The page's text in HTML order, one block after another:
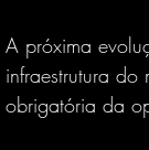
A próxima
infraestrutura
obrigatória da